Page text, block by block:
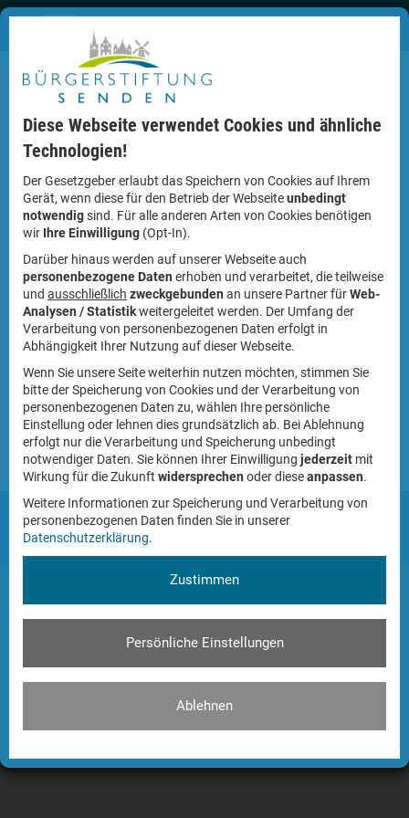
In Ihr Konto einloggen
Anmeldung merken
© 2026 Bürgerstiftung Senden - Alle Rechte vorbehalten
Datenschutz
Diese Webseite verwendet Cookies und ähnliche
Technologien!
Der Gesetzgeber erlaubt das Speichern von Cookies auf Ihrem
Gerät, wenn diese für den Betrieb der Webseiteunbedingt
notwendigsind. Für alle anderen Arten von Cookies benötigen
wir Ihre Einwilligung (Opt-In).
Darüber hinaus werden auf unserer Webseite auch
personenbezogene Daten erhoben und verarbeitet, die teilweise
und ausschließlich zweckgebunden an unsere Partner fürWeb-
Analysen / Statistikweitergeleitet werden. Der Umfang der
Verarbeitung von personenbezogenen Daten erfolgt in
Abhängigkeit Ihrer Nutzung auf dieser Webseite.
Wenn Sie unsere Seite weiterhin nutzen möchten, stimmen Sie
bitte der Speicherung von Cookies und der Verarbeitung von
personenbezogenen Daten zu, wählen Ihre persönliche
Einstellung oder lehnen dies grundsätzlich ab. Bei Ablehnung
erfolgt nur die Verarbeitung und Speicherung unbedingt
notwendiger Daten. Sie können Ihrer Einwilligung jederzeit mit
Wirkung für die Zukunft widersprechen oder dieseanpassen.
Weitere Informationen zur Speicherung und Verarbeitung von
personenbezogenen Daten finden Sie in unserer
Datenschutzerklärung.
Zustimmen
Persönliche Einstellungen
Ablehnen